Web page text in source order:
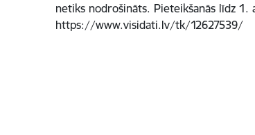
netiks nodrošināts. Pieteikšanās līdz 1.
https://www.visidati.lv/tk/12627539/